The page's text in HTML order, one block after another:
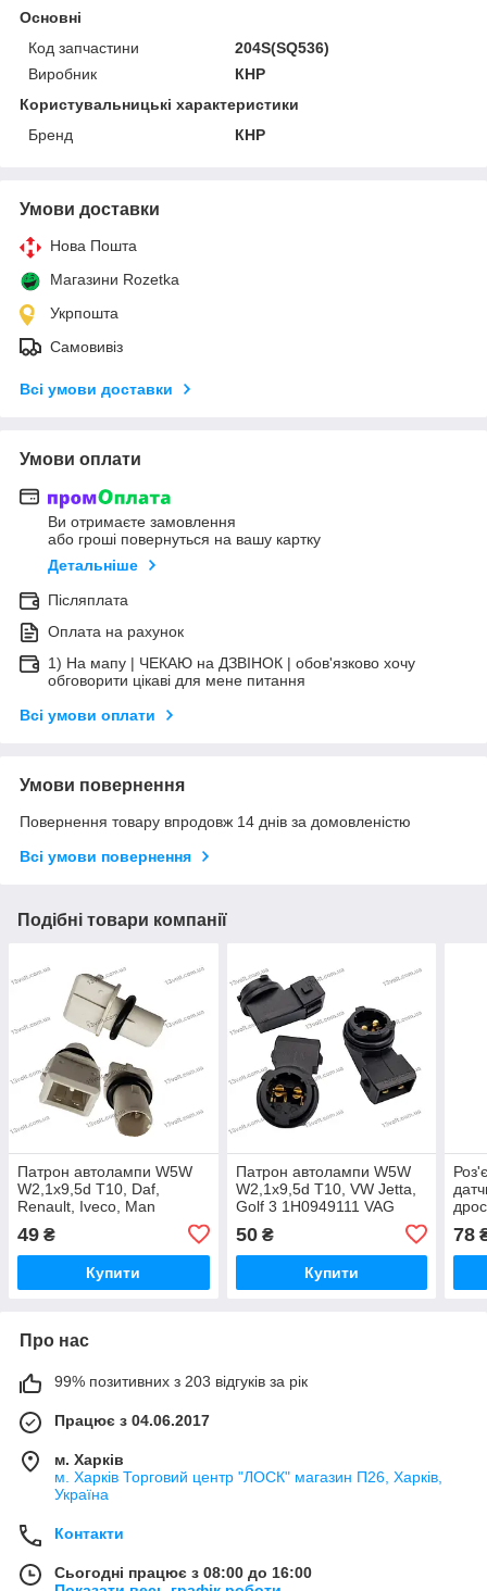
Основні
Код запчастини
204S(SQ536)
Виробник
КНР
Користувальницькі характеристики
Бренд
КНР
Умови доставки
Нова Пошта
Магазини Rozetka
Укрпошта
Самовивіз
Всі умови доставки
Умови оплати
Ви отримаєте замовлення
або гроші повернуться на вашу картку
Детальніше
Післяплата
Оплата на рахунок
1) На мапу | ЧЕКАЮ на ДЗВІНОК | обов'язково хочу
обговорити цікаві для мене питання
Всі умови оплати
Умови повернення
Повернення товару впродовж 14 днів за домовленістю
Всі умови повернення
Подібні товари компанії
Патрон автолампи W5W
W2,1x9,5d T10, Daf,
Renault, Iveco, Man
габарит 1608352 SQ-1831
49 ₴
Купити
Патрон автолампи W5W
W2,1x9,5d T10, VW Jetta,
Golf 3 1H0949111 VAG
Калина повторювач
50₴
Купити
78
Про нас
99% позитивних з 203 відгуків за рік
Працює з 04.06.2017
м. Харків
м. Харків Торговий центр "ЛОСК" магазин П26, Харків,
Україна
Контакти
Сьогодні працює з 08:00 до 16:00